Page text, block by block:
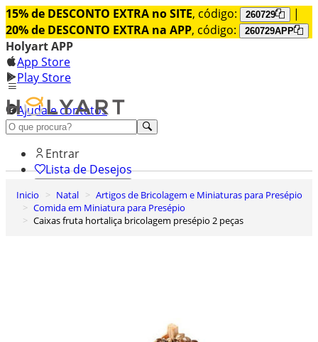
15% de DESCONTO EXTRA no SITE, código: 260729
|
20% de DESCONTO EXTRA na APP, código: 260729APP
Holyart APP
App Store
Play Store
Ajuda e contatos
Conheça premium
Entrar
Lista de Desejos
Carrinho de Compras
Inicio Natal
Artigos de Bricolagem e Miniaturas para Presépio
Comida em Miniatura para Presépio
Caixas fruta hortaliça bricolagem presépio 2 peças